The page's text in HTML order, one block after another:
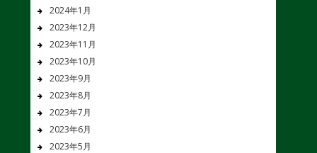
2024年1月
2023年12月
2023年11月
2023年10月
2023年9月
2023年8月
2023年7月
2023年6月
2023年5月